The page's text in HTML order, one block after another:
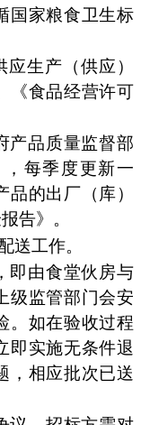
国家粮食卫生标
生产（供应）
《食品经营许可
产品质量监督部
每季度更新一
的出厂（库）
告》。
送工作。
即由食堂伙房与
级监管部门会安
。如在验收过程
即实施无条件退
，相应批次已送